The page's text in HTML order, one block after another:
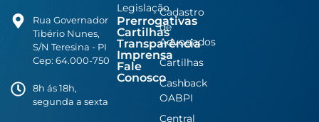
Rua Governador
Tibério Nunes,
S/N Teresina - PI
Cep: 64.000-750
8h ás 18h,
segunda a sexta
Legislação
Prerrogativas
Cartilhas
Transparência
Imprensa
Fale
Conosco
Cadastro
de
Advogados
Cartilhas
Cashback
OABPI
Central